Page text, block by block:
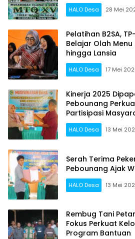
HALO Desa 28 Mei
Pelatihan B2SA,
Belajar Olah
hingga Lansia
HALO Desa 17 Mei
Kinerja 2025
Pebounang
Partisipasi
HALO Desa 13 Mei
Serah Terima
Pebounang Ajak
HALO Desa 13 Mei
Rembug Tani
Fokus Perkuat
Program Bantuan